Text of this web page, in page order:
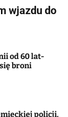
wjazdu do
od 60 lat-
broni
policji.